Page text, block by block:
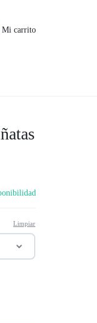
Mi carrito
de Evento
Limpiar